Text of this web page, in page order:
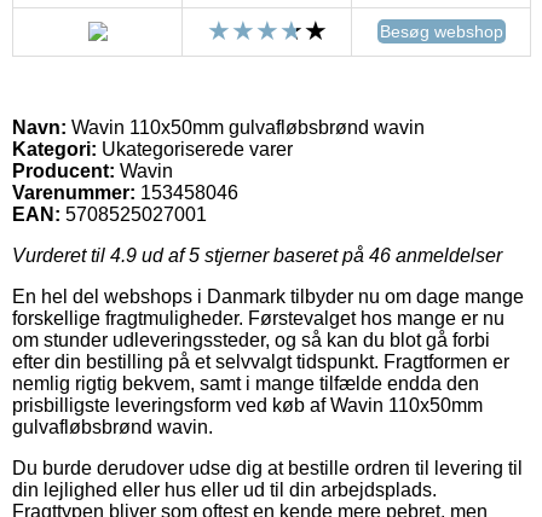
Besøg webshop
Navn: Wavin 110x50mm gulvafløbsbrønd wavin
Kategori: Ukategoriserede varer
Producent: Wavin
Varenummer: 153458046
EAN: 5708525027001
Vurderet til 4.9 ud af 5 stjerner baseret på 46 anmeldelser
En hel del webshops i Danmark tilbyder nu om dage mange
forskellige fragtmuligheder. Førstevalget hos mange er nu
om stunder udleveringssteder, og så kan du blot gå forbi
efter din bestilling på et selvvalgt tidspunkt. Fragtformen er
nemlig rigtig bekvem, samt i mange tilfælde endda den
prisbilligste leveringsform ved køb af Wavin 110x50mm
gulvafløbsbrønd wavin.
Du burde derudover udse dig at bestille ordren til levering til
din lejlighed eller hus eller ud til din arbejdsplads.
Fragttypen bliver som oftest en kende mere pebret, men